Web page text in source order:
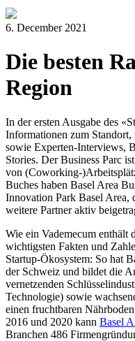
6. December 2021
Die besten
Region
In der ersten Ausgabe des
Informationen zum
sowie Experten-Interviews,
Stories. Der Business Parc
von (Coworking-
Buches haben Basel Area
Innovation Park Basel Area,
weitere Partner aktiv
Wie ein Vademecum enthält
wichtigsten Fakten und
Startup-Ökosystem: So hat
der Schweiz und bildet die
vernetzenden
Technologie) sowie
einen fruchtbaren
2016 und 2020 kann Basel
Branchen 486